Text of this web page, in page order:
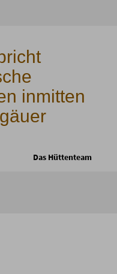
inmitten
Das Hüttenteam